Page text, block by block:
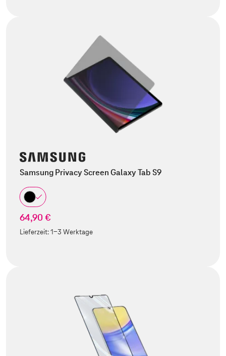
Samsung Privacy Screen Galaxy Tab S9
64,90 €
Lieferzeit:1-3 Werktage